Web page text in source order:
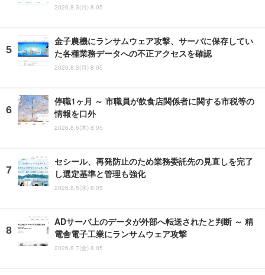
2026.8.3(月) 8:05
金子農機にランサムウェア攻撃、サーバに保存してい
た各種業務データへの不正アクセスを確認
2026.8.3(月) 8:05
停職1ヶ月 ～ 市職員が飲食店関係者に関する市税等の
情報を口外
2026.8.6(木) 8:05
セシール、再発防止のため業務委託先の見直しを完了
し選定基準と管理も強化
2026.8.5(水) 8:05
ADサーバ上のデータが外部へ転送されたと判断 ～ 精
電舎電子工業にランサムウェア攻撃
2026.8.7(金) 8:05